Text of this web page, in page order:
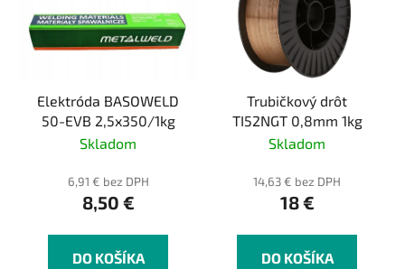
o
Elektróda BASOWELD
50-EVB 2,5x350/1kg
Skladom
6,91 € bez DPH
8,50 €
DO KOŠÍKA
Trubičkový drôt
TI52NGT 0,8mm 1kg
Skladom
14,63 € bez DPH
18 €
DO KOŠÍKA